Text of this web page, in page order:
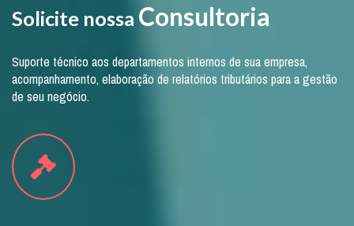
Solicite nossa Consultoria
Suporte técnico aos departamentos internos de sua empresa,
acompanhamento, elaboração de relatórios tributários para a gestão
de seu negócio.